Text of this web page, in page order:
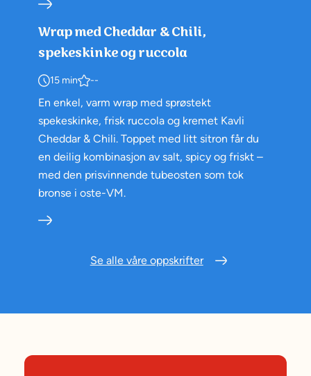
Wrap med Cheddar & Chili,
spekeskinke og ruccola
15 min --
En enkel, varm wrap med sprøstekt
spekeskinke, frisk ruccola og kremet Kavli
Cheddar & Chili. Toppet med litt sitron får du
en deilig kombinasjon av salt, spicy og friskt –
med den prisvinnende tubeosten som tok
bronse i oste-VM.
Se alle våre oppskrifter